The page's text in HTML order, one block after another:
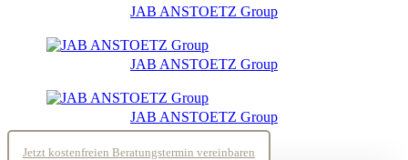
JAB ANSTOETZ Group
JAB ANSTOETZ Group
JAB ANSTOETZ Group
Jetzt kostenfreien Beratungstermin vereinbaren